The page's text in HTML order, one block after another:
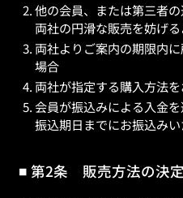
他の会員、または第三者
両社の円滑な販売を妨げ
両社よりご案内の期限内
場合
両社が指定する購入方法
会員が振込みによる入金を
振込期日までにお振込み
第2条 販売方法の決定